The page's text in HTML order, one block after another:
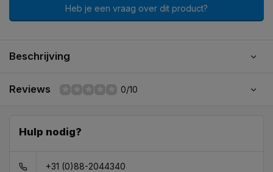
Heb je een vraag over dit product?
Beschrijving
Reviews 0/10
Hulp nodig?
+31 (0)88-2044340